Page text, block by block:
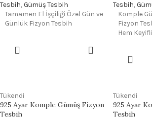
Tesbih,Gümüş Tesbih
Tamamen El İşçiliği Özel Gün ve
Günlük Fizyon Tesbih
Tesbih,
Komple
Fizyon
Hem
Tükendi
925 Ayar Komple Gümüş Fizyon
Tesbih
Tükendi
925 Ayar
Tesbih